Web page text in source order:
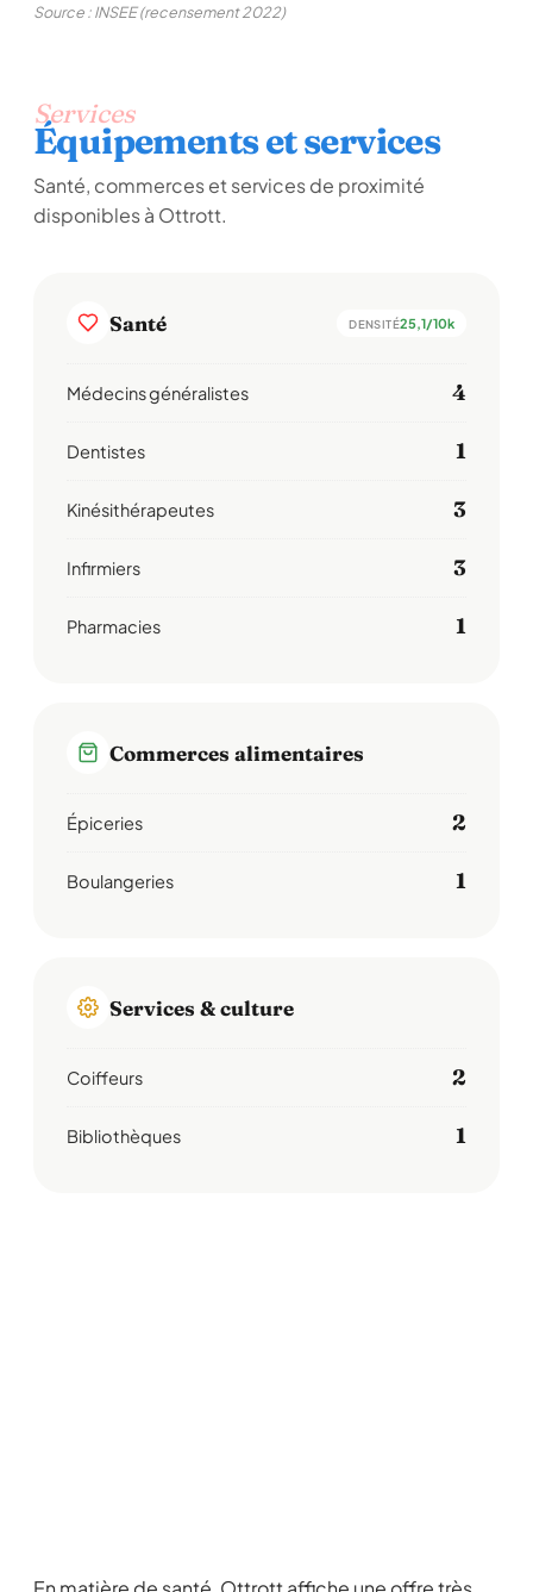
Source : INSEE (recensement 2022)
Services
Équipements et services
Santé, commerces et services de proximité
disponibles à Ottrott.
Santé DENSITÉ25,1/10k
Médecins généralistes 4
Dentistes 1
Kinésithérapeutes 3
Infirmiers 3
Pharmacies 1
Commerces alimentaires
Épiceries 2
Boulangeries 1
Services & culture
Coiffeurs 2
Bibliothèques 1